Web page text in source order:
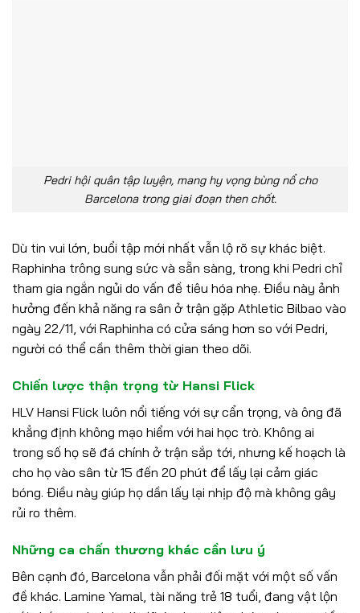
Pedri hội quân tập luyện, mang hy vọng bùng nổ cho
Barcelona trong giai đoạn then chốt.
Dù tin vui lớn, buổi tập mới nhất vẫn lộ rõ sự khác biệt.
Raphinha trông sung sức và sẵn sàng, trong khi Pedri chỉ
tham gia ngắn ngủi do vấn đề tiêu hóa nhẹ. Điều này ảnh
hưởng đến khả năng ra sân ở trận gặp Athletic Bilbao vào
ngày 22/11, với Raphinha có cửa sáng hơn so với Pedri,
người có thể cần thêm thời gian theo dõi.
Chiến lược thận trọng từ Hansi Flick
HLV Hansi Flick luôn nổi tiếng với sự cẩn trọng, và ông đã
khẳng định không mạo hiểm với hai học trò. Không ai
trong số họ sẽ đá chính ở trận sắp tới, nhưng kế hoạch là
cho họ vào sân từ 15 đến 20 phút để lấy lại cảm giác
bóng. Điều này giúp họ dần lấy lại nhịp độ mà không gây
rủi ro thêm.
Những ca chấn thương khác cần lưu ý
Bên cạnh đó, Barcelona vẫn phải đối mặt với một số vấn
đề khác. Lamine Yamal, tài năng trẻ 18 tuổi, đang vật lộn